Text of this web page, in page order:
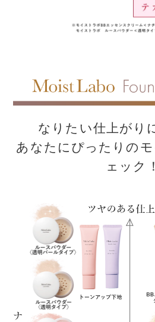
なりたい仕上がり
あなたにぴったりの
ェック！